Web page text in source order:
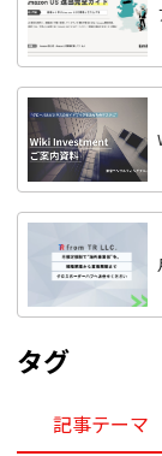
タグ
記事テーマ